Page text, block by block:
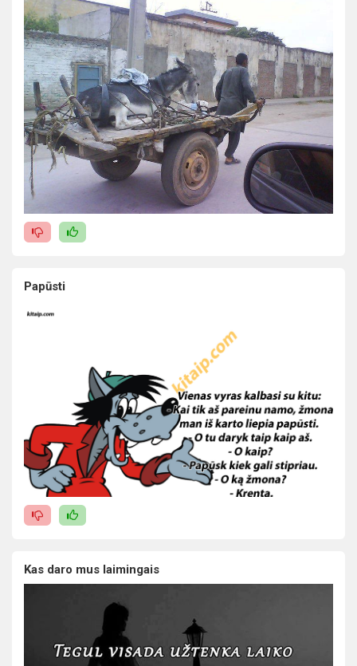
Papūsti
Kas daro mus laimingais